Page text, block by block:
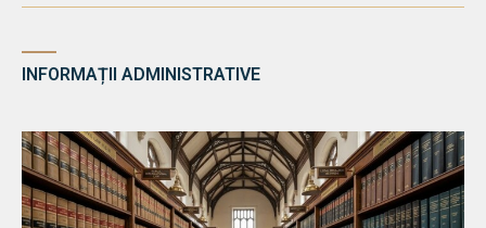
INFORMAȚII ADMINISTRATIVE